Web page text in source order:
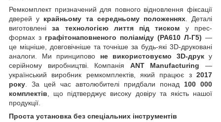
Ремкомплект призначений для повного відновлення фіксації
дверей у крайньому та середньому положеннях. Деталі
виготовленіза технологією лиття під тиском у прес-
формах з графітонаповненого поліаміду (PA610 Л-Г5) —
це міцніше, довговічніше та точніше за будь-які 3D-друковані
аналоги. Ми принципово не використовуємо 3D-друку
серійному виробництві. Компанія ANT Manufacturing —
український виробник ремкомплектів, який працює з 2017
року . За цей час автолюбителі придбали понад 100 000
комплектів , що підтверджує високу довіру та якість нашої
продукції.
Проста установка без спеціальних інструментів